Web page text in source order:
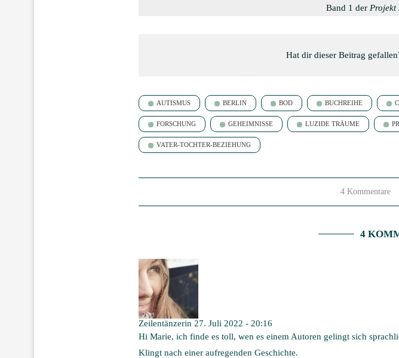
Band 1 der Projekt
Hat dir dieser Beitrag
AUTISMUS BERLIN BOD BUCHREIHE
FORSCHUNG GEHEIMNISSE LUZIDE TRÄUME
VATER-TOCHTER-BEZIEHUNG
4 Kommentare
4
Zeilentänzerin 27. Juli 2022 - 20:16
Hi Marie, ich finde es toll, wen es einem Autoren gelingt sich
Klingt nach einer aufregenden Geschichte.